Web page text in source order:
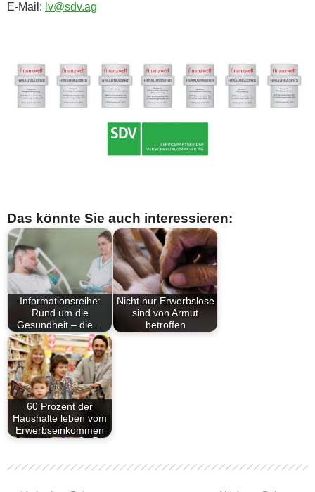
E-Mail: lv@sdv.ag
Das könnte Sie auch interessieren:
Informationsreihe:
Rund um die
Gesundheit – die…
Nicht nur Erwerbslose
sind von Armut
betroffen
60 Prozent der
Haushalte leben vom
Erwerbseinkommen